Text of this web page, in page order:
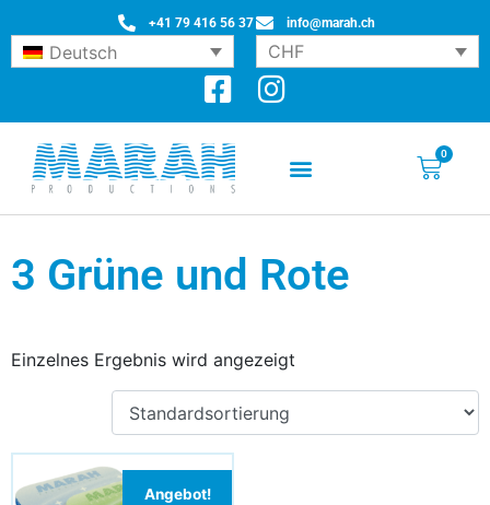
+41 79 416 56 37 info@marah.ch
Deutsch CHF
0
3 Grüne und Rote
Einzelnes Ergebnis wird angezeigt
Angebot!